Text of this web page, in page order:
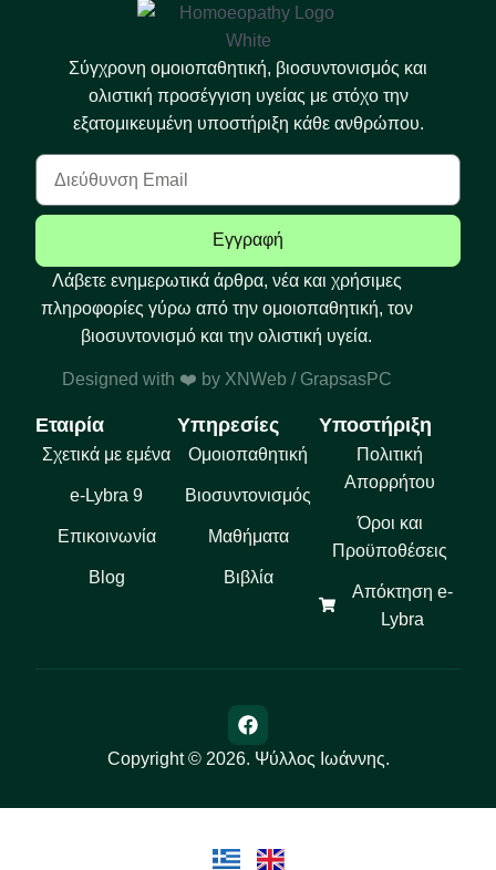
Σύγχρονη ομοιοπαθητική, βιοσυντονισμός και
ολιστική προσέγγιση υγείας με στόχο την
εξατομικευμένη υποστήριξη κάθε ανθρώπου.
Εγγραφή
Λάβετε ενημερωτικά άρθρα, νέα και χρήσιμες
πληροφορίες γύρω από την ομοιοπαθητική, τον
βιοσυντονισμό και την ολιστική υγεία.
Designed with ❤️ by XNWeb/ GrapsasPC
Εταιρία
Σχετικά με εμένα
e-Lybra 9
Επικοινωνία
Blog
Υπηρεσίες
Ομοιοπαθητική
Βιοσυντονισμός
Μαθήματα
Βιβλία
Υποστήριξη
Πολιτική
Απορρήτου
Όροι και
Προϋποθέσεις
Απόκτηση e-
Lybra
Copyright © 2026. Ψύλλος Ιωάννης.